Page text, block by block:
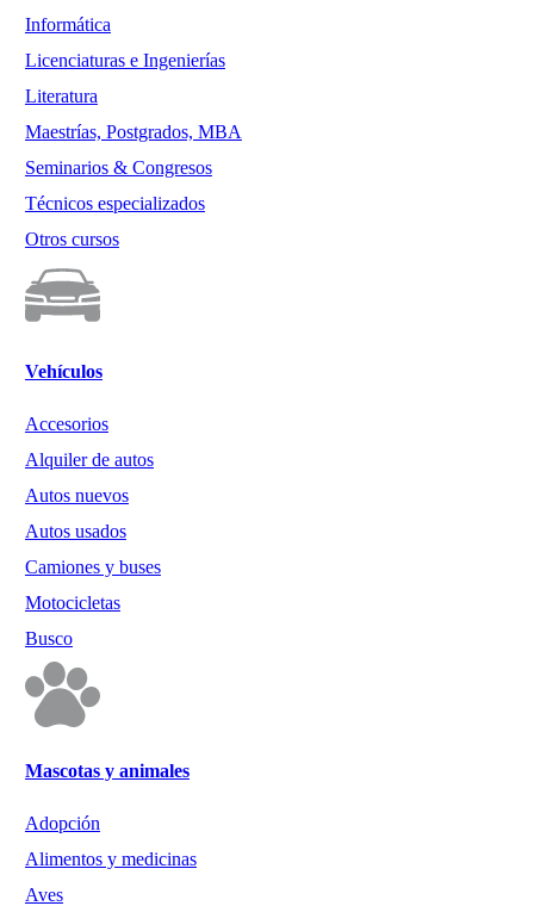
Informática
Licenciaturas e Ingenierías
Literatura
Maestrías, Postgrados, MBA
Seminarios & Congresos
Técnicos especializados
Otros cursos
Vehículos
Accesorios
Alquiler de autos
Autos nuevos
Autos usados
Camiones y buses
Motocicletas
Busco
Mascotas y animales
Adopción
Alimentos y medicinas
Aves